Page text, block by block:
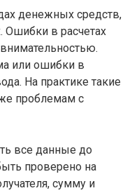
денежных средств,
Ошибки в расчетах
или ошибки в
На практике такие
проблемам с
все данные до
проверено на
сумму и